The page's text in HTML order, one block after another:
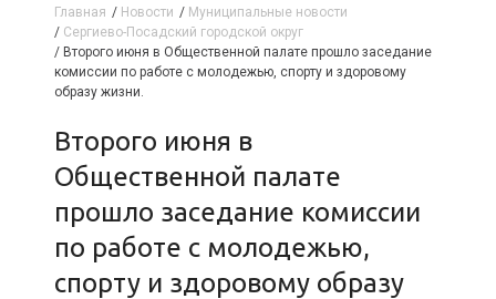
Главная / Новости / Муниципальные новости
/ Сергиево-Посадский городской округ
/ Второго июня в Общественной палате прошло заседание
комиссии по работе с молодежью, спорту и здоровому
образу жизни.
Второго июня в
Общественной палате
прошло заседание комиссии
по работе с молодежью,
спорту и здоровому образу